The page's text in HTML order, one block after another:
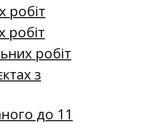
робіт
робіт
робіт
з
до 11